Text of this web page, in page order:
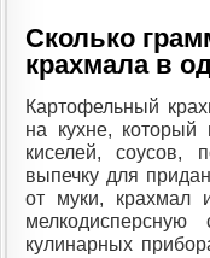
Сколько
крахмала в
Картофельный
на кухне, который
киселей, соусов,
выпечку для
от муки, крахмал
кулинарных